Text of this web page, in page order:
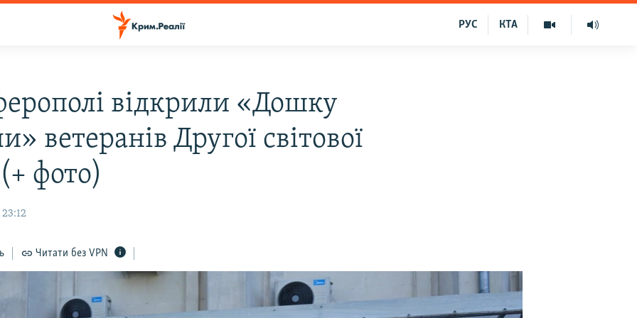
КТА
РУС
відкрили «Дошку
ветеранів Другої світової
фото)
Читати без VPN